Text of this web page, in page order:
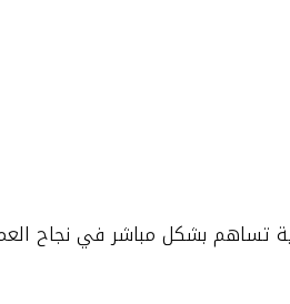
تساهم بشكل مباشر في نجاح